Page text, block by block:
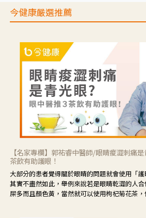
今健康嚴選推薦
【名家專欄】郭祐睿中醫師/眼睛痠澀刺痛
茶飲有助護眼！
大部分的患者覺得關於眼睛的問題就會使用「護
其實不盡然如此，舉例來說若是眼睛乾澀的人
屎多而且顏色黃，當然就可以使用枸杞菊花茶